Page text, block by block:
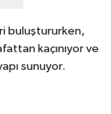
buluştururken,
kaçınıyor ve
sunuyor.